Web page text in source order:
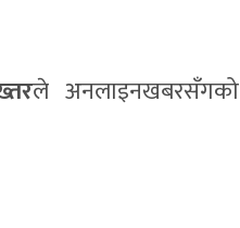
ले अनलाइनखबरसँगको